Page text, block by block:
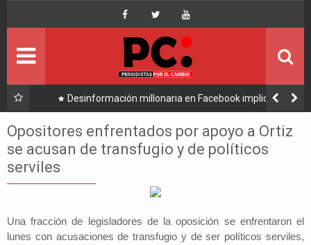
Desinformación millonaria en Facebook implica a
Manfred y golpea a Tuto y Samuel
Opositores enfrentados por apoyo a Ortiz
se acusan de transfugio y de políticos
serviles
Una fracción de legisladores de la oposición se enfrentaron el
lunes con acusaciones de transfugio y de ser políticos serviles,
Portada
Ultimo
Economía
Nacional